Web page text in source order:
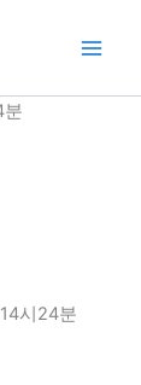
시24분